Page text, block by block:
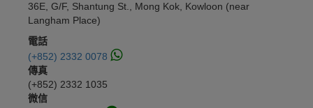
36E, G/F, Shantung St., Mong Kok, Kowloon (near
Langham Place)
電話
(+852) 2332 0078
傳真
(+852) 2332 1035
微信